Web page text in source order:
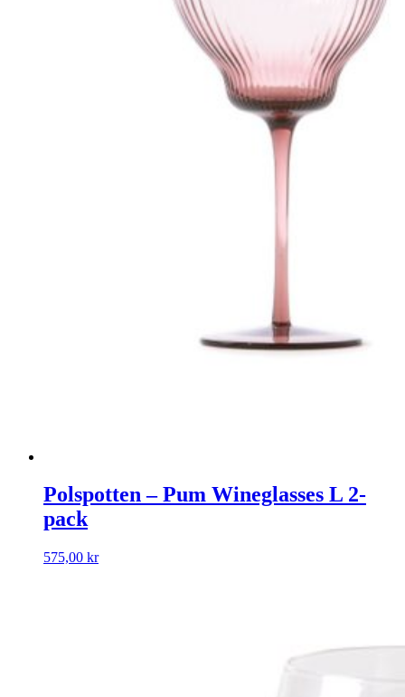
Polspotten – Pum Wineglasses L 2-
pack
575,00 kr